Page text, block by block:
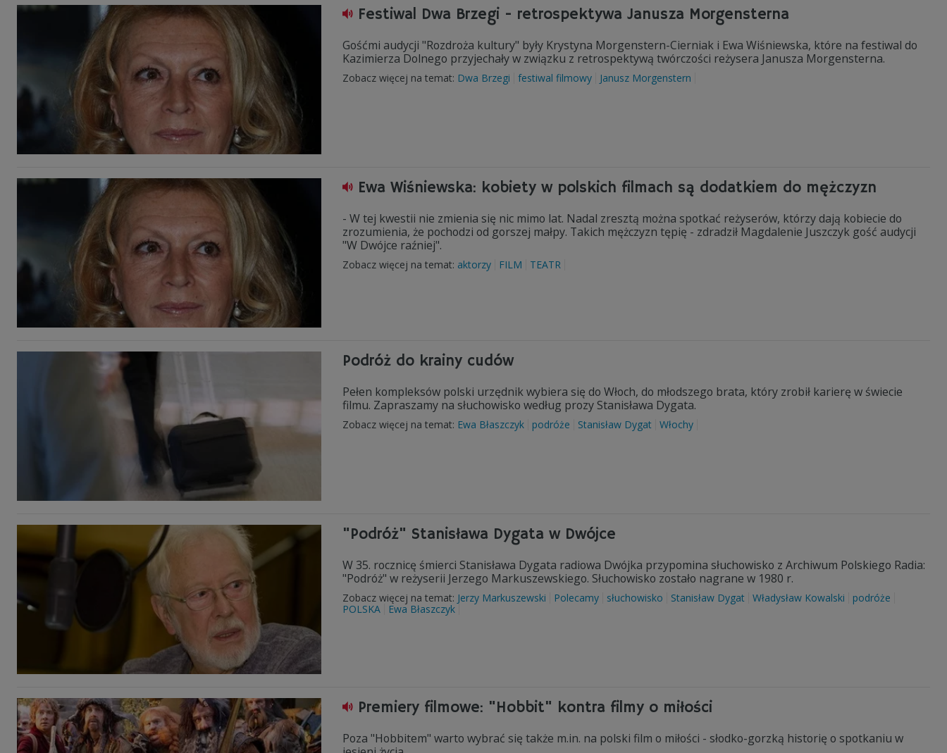
Festiwal Dwa Brzegi - retrospektywa Janusza Morgensterna
Gośćmi audycji "Rozdroża kultury" były Krystyna Morgenstern-Cierniak i Ewa Wiśniewska, które na festiwal do
Kazimierza Dolnego przyjechały w związku z retrospektywą twórczości reżysera Janusza Morgensterna.
Zobacz więcej na temat: Dwa Brzegi festiwal filmowy Janusz Morgenstern
Ewa Wiśniewska: kobiety w polskich filmach są dodatkiem do mężczyzn
- W tej kwestii nie zmienia się nic mimo lat. Nadal zresztą można spotkać reżyserów, którzy dają kobiecie do
zrozumienia, że pochodzi od gorszej małpy. Takich mężczyzn tępię - zdradził Magdalenie Juszczyk gość audycji
"W Dwójce raźniej".
Zobacz więcej na temat: aktorzy FILM TEATR
Podróż do krainy cudów
Pełen kompleksów polski urzędnik wybiera się do Włoch, do młodszego brata, który zrobił karierę w świecie
filmu. Zapraszamy na słuchowisko według prozy Stanisława Dygata.
Zobacz więcej na temat: Ewa Błaszczyk podróże Stanisław Dygat Włochy
"Podróż" Stanisława Dygata w Dwójce
W 35. rocznicę śmierci Stanisława Dygata radiowa Dwójka przypomina słuchowisko z Archiwum Polskiego Radia:
"Podróż" w reżyserii Jerzego Markuszewskiego. Słuchowisko zostało nagrane w 1980 r.
Zobacz więcej na temat: Jerzy Markuszewski Polecamy słuchowisko Stanisław Dygat Władysław Kowalski
podróże
POLSKA
Ewa Błaszczyk
Premiery filmowe: "Hobbit" kontra filmy o miłości
Poza "Hobbitem" warto wybrać się także m.in. na polski film o miłości - słodko-gorzką historię o spotkaniu w